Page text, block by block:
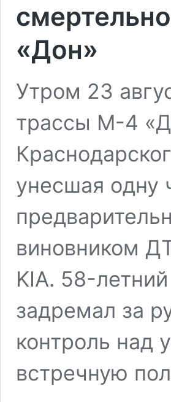
«Дон»
Утром 23
трассы М-4
унесшая одну
виновником
KIA. 58-
задремал за
контроль над
встречную